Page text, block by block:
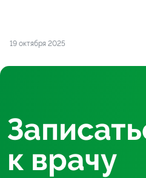
19 октября 2025
к врачу